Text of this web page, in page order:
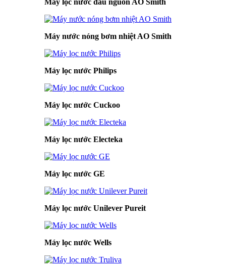
Máy lọc nước đầu nguồn AO Smith
Máy nước nóng bơm nhiệt AO Smith
Máy lọc nước Philips
Máy lọc nước Cuckoo
Máy lọc nước Electeka
Máy lọc nước GE
Máy lọc nước Unilever Pureit
Máy lọc nước Wells